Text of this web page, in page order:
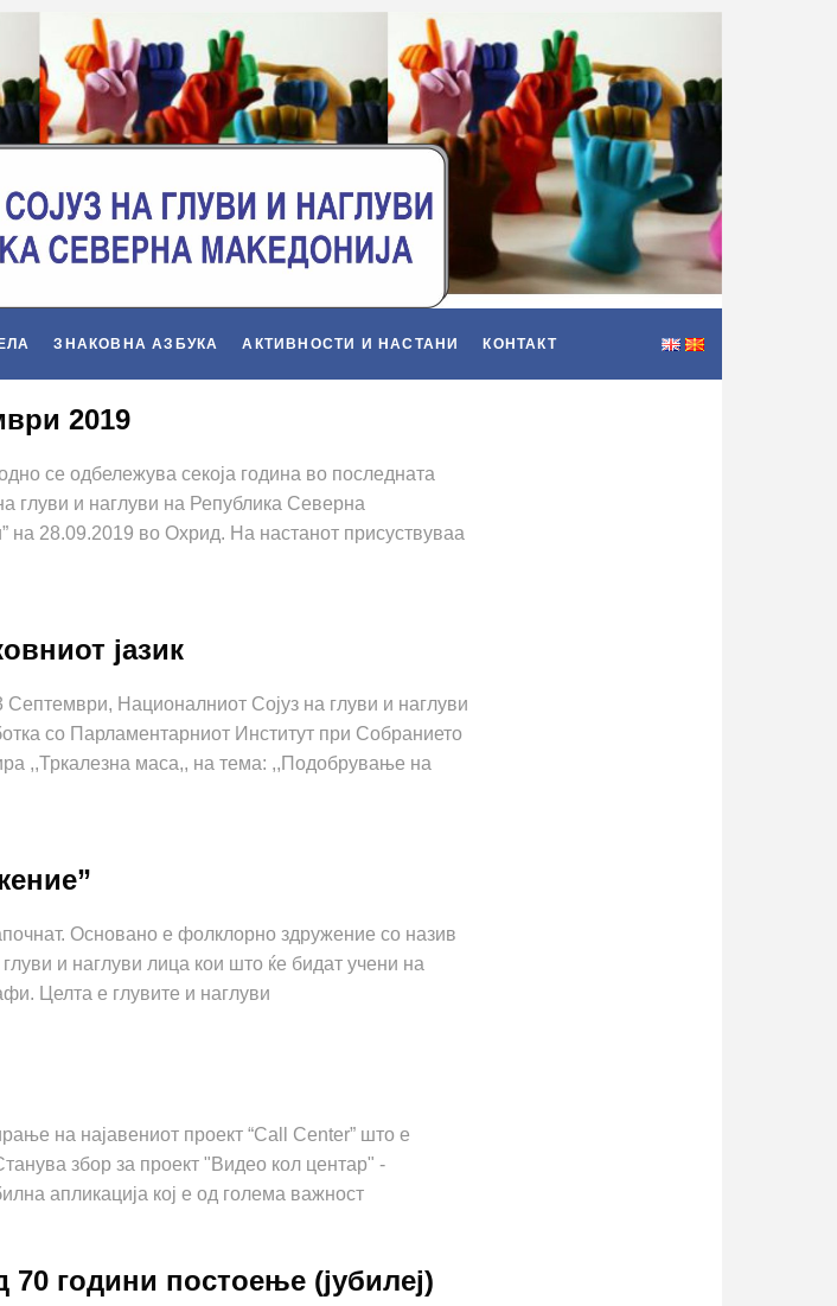
ЗНАКОВНА АЗБУКА АКТИВНОСТИ И НАСТАНИ КОНТАКТ
2019
се одбележува секоја година во последната
глуви и наглуви на Република Северна
на 28.09.2019 во Охрид. На настанот присуствуваа
јазик
Националниот Сојуз на глуви и наглуви
со Парламентарниот Институт при Собранието
,,Тркалезна маса,, на тема: ,,Подобрување на
Основано е фолклорно здружение со назив
и наглуви лица кои што ќе бидат учени на
Целта е глувите и наглуви
на најавениот проект “Call Center” што е
збор за проект "Видео кол центар" -
апликација кој е од голема важност
години постоење (јубилеј)